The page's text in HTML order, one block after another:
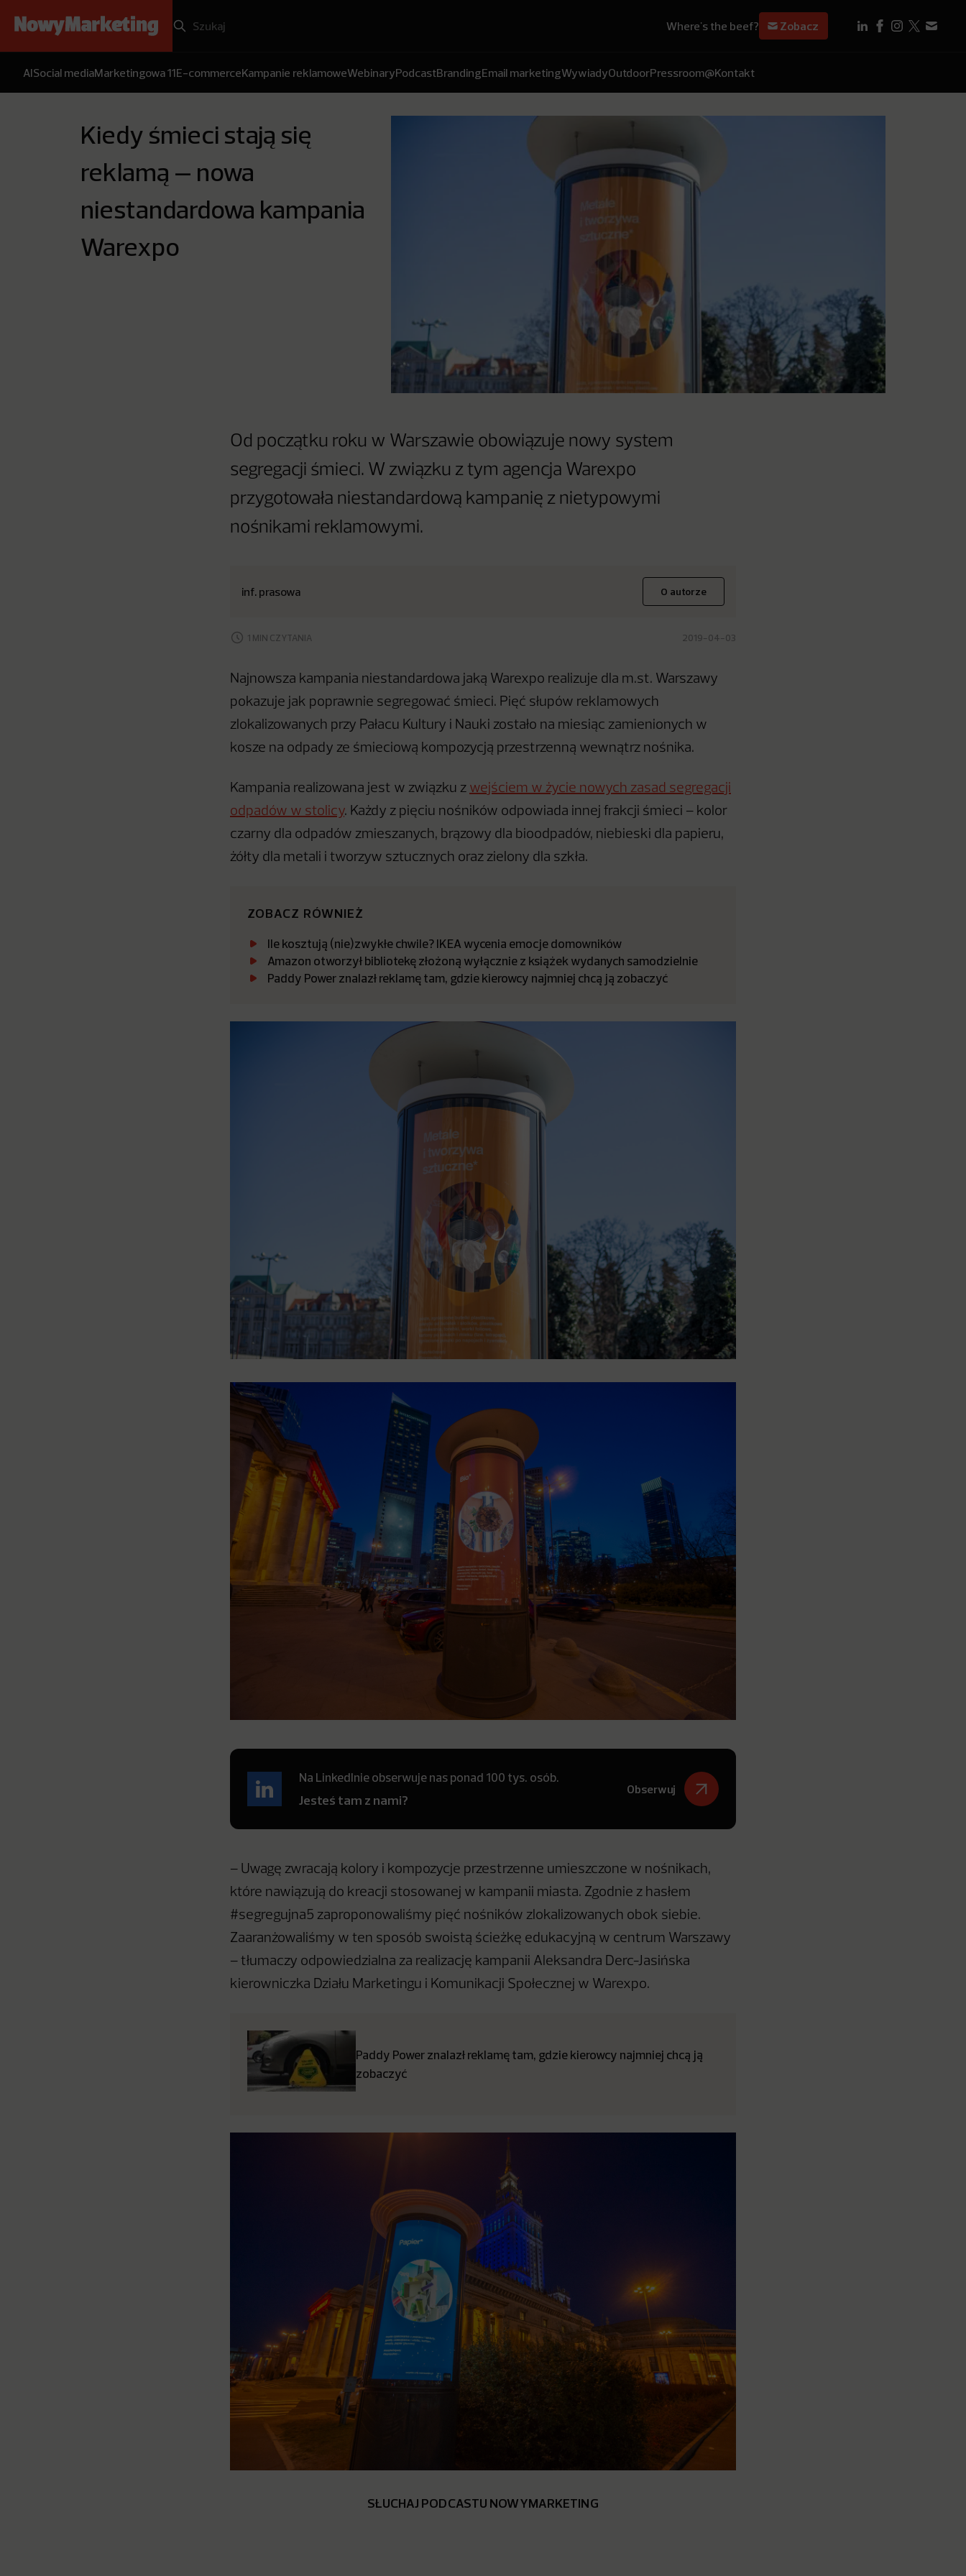
Where's the beef? Zobacz
AISocial mediaMarketingowa 11E-commerceKampanie reklamoweWebinaryPodcastBrandingEmail marketingWywiadyOutdoorPressroom@Kontakt
Kiedy śmieci stają się
reklamą – nowa
niestandardowa kampania
Warexpo
Od początku roku w Warszawie obowiązuje nowy system
segregacji śmieci. W związku z tym agencja Warexpo
przygotowała niestandardową kampanię z nietypowymi
nośnikami reklamowymi.
inf. prasowa O autorze
1 MIN CZYTANIA 2019-04-03
Najnowsza kampania niestandardowa jaką Warexpo realizuje dla m.st. Warszawy
pokazuje jak poprawnie segregować śmieci. Pięć słupów reklamowych
zlokalizowanych przy Pałacu Kultury i Nauki zostało na miesiąc zamienionych w
kosze na odpady ze śmieciową kompozycją przestrzenną wewnątrz nośnika.
Kampania realizowana jest w związku z wejściem w życie nowych zasad segregacji
odpadów w stolicy. Każdy z pięciu nośników odpowiada innej frakcji śmieci – kolor
czarny dla odpadów zmieszanych, brązowy dla bioodpadów, niebieski dla papieru,
żółty dla metali i tworzyw sztucznych oraz zielony dla szkła.
ZOBACZ RÓWNIEŻ
Ile kosztują (nie)zwykłe chwile? IKEA wycenia emocje domowników
Amazon otworzył bibliotekę złożoną wyłącznie z książek wydanych samodzielnie
Paddy Power znalazł reklamę tam, gdzie kierowcy najmniej chcą ją zobaczyć
Na LinkedInie obserwuje nas ponad 100 tys. osób.
Jesteś tam z nami?
Obserwuj
– Uwagę zwracają kolory i kompozycje przestrzenne umieszczone w nośnikach,
które nawiązują do kreacji stosowanej w kampanii miasta. Zgodnie z hasłem
#segregujna5 zaproponowaliśmy pięć nośników zlokalizowanych obok siebie.
Zaaranżowaliśmy w ten sposób swoistą ścieżkę edukacyjną w centrum Warszawy
– tłumaczy odpowiedzialna za realizację kampanii Aleksandra Derc-Jasińska
kierowniczka Działu Marketingu i Komunikacji Społecznej w Warexpo.
Paddy Power znalazł reklamę tam, gdzie kierowcy najmniej chcą ją
zobaczyć
SŁUCHAJ PODCASTU NOWYMARKETING